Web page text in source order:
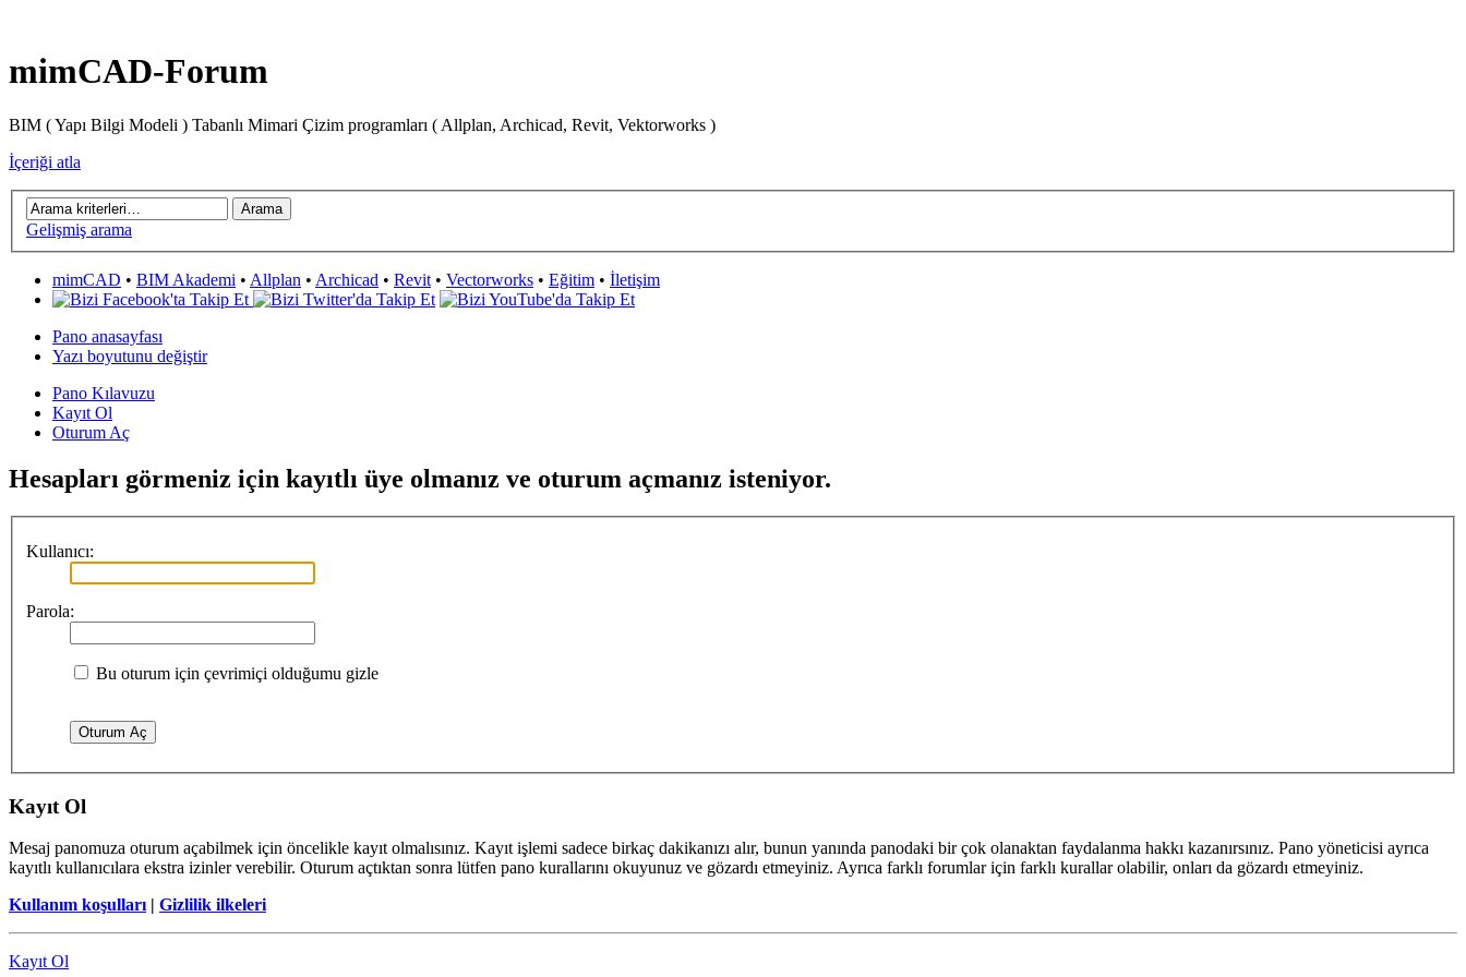
mimCAD-Forum
BIM ( Yapı Bilgi Modeli ) Tabanlı Mimari Çizim programları ( Allplan, Archicad, Revit, Vektorworks )
İçeriği atla
Gelişmiş arama
mimCAD • BIM Akademi • Allplan • Archicad • Revit• Vectorworks • Eğitim • İletişim
Pano anasayfası
Yazı boyutunu değiştir
Pano Kılavuzu
Kayıt Ol
Oturum Aç
Hesapları görmeniz için kayıtlı üye olmanız ve oturum açmanız isteniyor.
Kullanıcı:
Parola:
Bu oturum için çevrimiçi olduğumu gizle
Kayıt Ol
Mesaj panomuza oturum açabilmek için öncelikle kayıt olmalısınız. Kayıt işlemi sadece birkaç dakikanızı alır, bunun yanında panodaki bir çok olanaktan faydalanma hakkı kazanırsınız. Pano yöneticisi ayrıca
kayıtlı kullanıcılara ekstra izinler verebilir. Oturum açtıktan sonra lütfen pano kurallarını okuyunuz ve gözardı etmeyiniz. Ayrıca farklı forumlar için farklı kurallar olabilir, onları da gözardı etmeyiniz.
Kullanım koşulları | Gizlilik ilkeleri
Kayıt Ol